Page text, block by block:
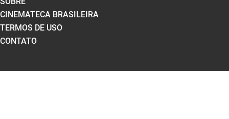
CINEMATECA BRASILEIRA
TERMOS DE USO
CONTATO